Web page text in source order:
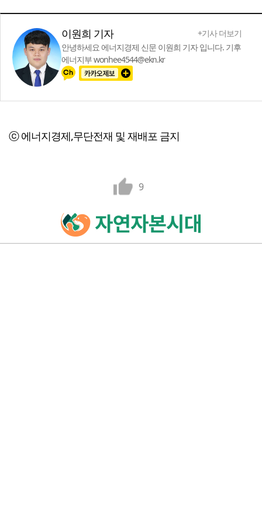
이원희 기자
+기사 더보기
안녕하세요 에너지경제 신문 이원희 기자 입니다. 기후
에너지부 wonhee4544@ekn.kr
ⓒ 에너지경제,무단전재 및 재배포 금지
9